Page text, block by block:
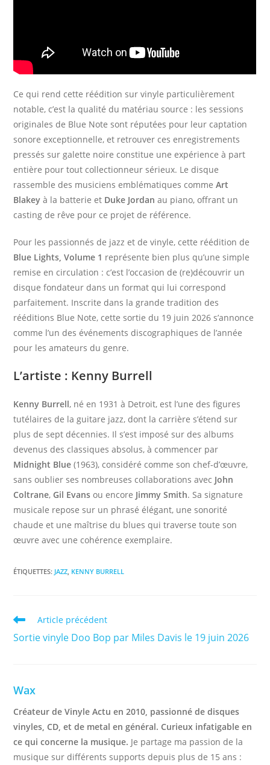
Ce qui rend cette réédition sur vinyle particulièrement
notable, c’est la qualité du matériau source : les sessions
originales de Blue Note sont réputées pour leur captation
sonore exceptionnelle, et retrouver ces enregistrements
pressés sur galette noire constitue une expérience à part
entière pour tout collectionneur sérieux. Le disque
rassemble des musiciens emblématiques commeArt
Blakey à la batterie et Duke Jordan au piano, offrant un
casting de rêve pour ce projet de référence.
Pour les passionnés de jazz et de vinyle, cette réédition de
Blue Lights, Volume 1 représente bien plus qu’une simple
remise en circulation : c’est l’occasion de (re)découvrir un
disque fondateur dans un format qui lui correspond
parfaitement. Inscrite dans la grande tradition des
rééditions Blue Note, cette sortie du 19 juin 2026 s’annonce
comme l’un des événements discographiques de l’année
pour les amateurs du genre.
L’artiste : Kenny Burrell
Kenny Burrell, né en 1931 à Detroit, est l’une des figures
tutélaires de la guitare jazz, dont la carrière s’étend sur
plus de sept décennies. Il s’est imposé sur des albums
devenus des classiques absolus, à commencer par
Midnight Blue (1963), considéré comme son chef-d’œuvre,
sans oublier ses nombreuses collaborations avec John
Coltrane, Gil Evans ou encore Jimmy Smith. Sa signature
musicale repose sur un phrasé élégant, une sonorité
chaude et une maîtrise du blues qui traverse toute son
œuvre avec une cohérence exemplaire.
ÉTIQUETTES: JAZZ KENNY BURRELL
Read
articles
Article précédent
Sortie vinyle Doo Bop par Miles Davis le 19 juin 2026
Wax
Créateur de Vinyle Actu en 2010, passionné de disques
vinyles, CD, et de metal en général. Curieux infatigable en
ce qui concerne la musique. Je partage ma passion de la
musique sur différents supports depuis plus de 15 ans :